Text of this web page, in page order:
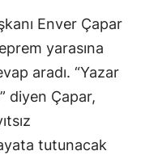
Enver Çapar
yarasına
aradı. “Yazar
diyen Çapar,
tutunacak